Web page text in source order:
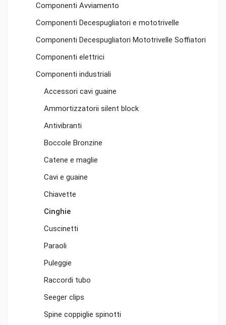
Componenti Avviamento
Componenti Decespugliatori e mototrivelle
Componenti Decespugliatori Mototrivelle Soffiatori
Componenti elettrici
Componenti industriali
Accessori cavi guaine
Ammortizzatorii silent block
Antivibranti
Boccole Bronzine
Catene e maglie
Cavi e guaine
Chiavette
Cinghie
Cuscinetti
Paraoli
Puleggie
Raccordi tubo
Seeger clips
Spine coppiglie spinotti